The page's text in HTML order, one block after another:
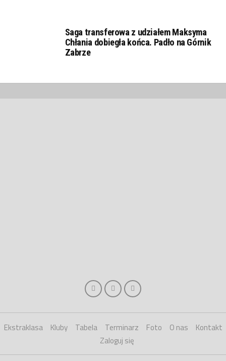
Saga transferowa z udziałem Maksyma
Chłania dobiegła końca. Padło na Górnik
Zabrze
Ekstraklasa Kluby Tabela Terminarz Foto O nas
Kontakt
Zaloguj się